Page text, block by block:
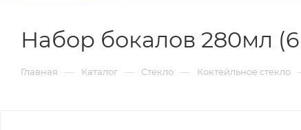
Набор бокалов 280мл
Главная — Каталог — Стекло — Коктейльное стекло